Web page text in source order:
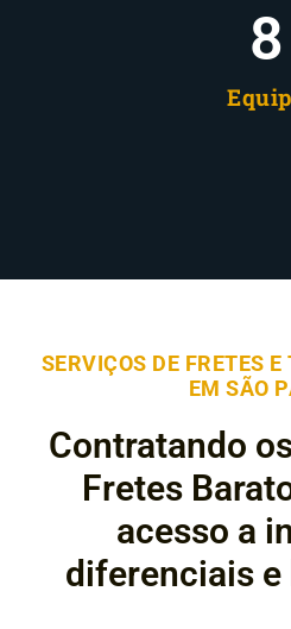
8
SERVIÇOS DE FRETES
EM SÃO
Contratando
Fretes
acesso a
diferenciais